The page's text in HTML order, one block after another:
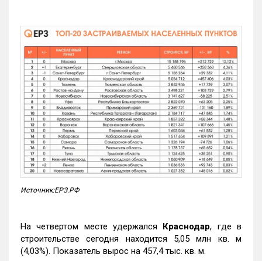
Источник:ЕРЗ.РФ
На четвертом месте удержался Краснодар, где в
строительстве сегодня находится 5,05 млн кв. м
(4,03%). Показатель вырос на 457,4 тыс. кв. м.